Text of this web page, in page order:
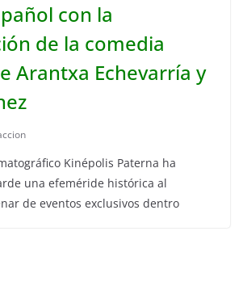
con la
de la comedia
Arantxa Echevarría y
Kinépolis Paterna ha
una efeméride histórica al
de eventos exclusivos dentro